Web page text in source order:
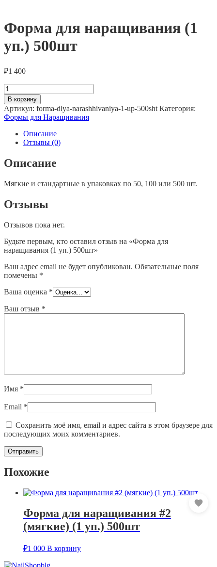
Форма для наращивания (1
уп.) 500шт
₽1 400
Количество
товара
Форма
для
наращивания
уп.)
500шт
В корзину
Артикул: forma-dlya-narashhivaniya-1-up-500sht Категория:
Формы для Наращивания
Описание
Отзывы (0)
Описание
Мягкие и стандартные в упаковках по 50, 100 или 500 шт.
Отзывы
Отзывов пока нет.
Будьте первым, кто оставил отзыв на «Форма для
наращивания (1 уп.) 500шт»
Ваш адрес email не будет опубликован. Обязательные поля
помечены *
Ваша оценка *
Ваш отзыв *
Имя *
Email *
Сохранить моё имя, email и адрес сайта в этом браузере для
последующих моих комментариев.
Похожие
Форма для наращивания #2
(мягкие) (1 уп.) 500шт
₽1 000 В корзину